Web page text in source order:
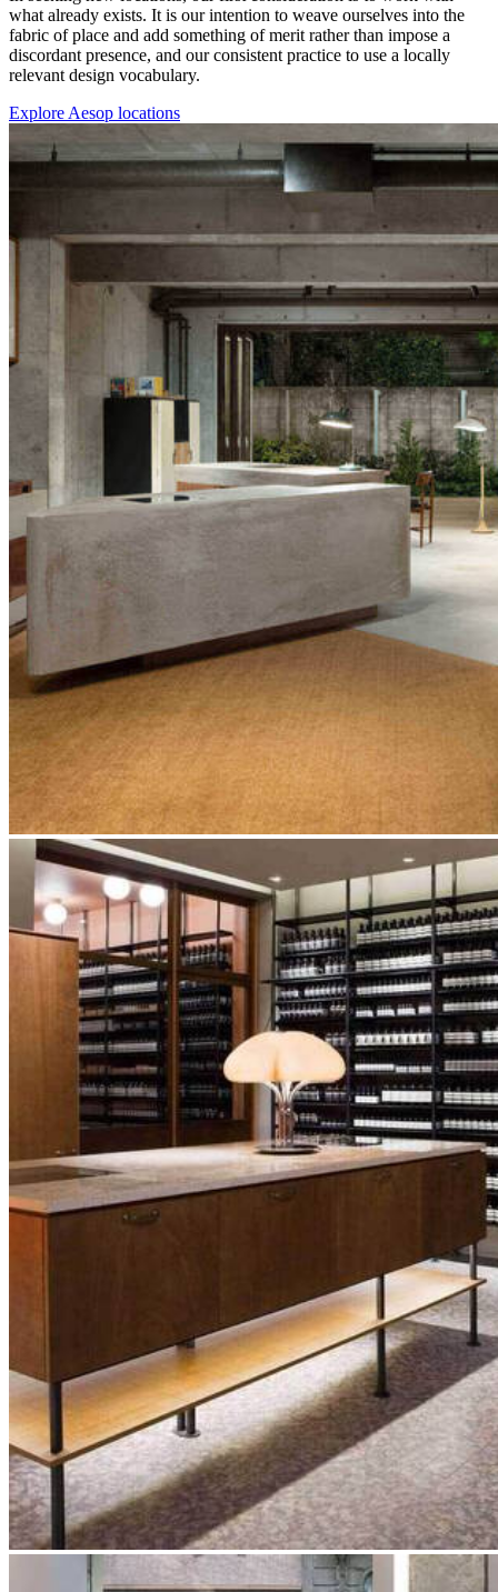
what already exists. It is our intention to weave ourselves into the
fabric of place and add something of merit rather than impose a
discordant presence, and our consistent practice to use a locally
relevant design vocabulary.
Explore Aesop locations